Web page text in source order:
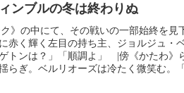
ンブルの冬は終わりぬ
》の中にて、その戦いの一部始終を見
赤く輝く左目の持ち主、ジョルジュ・
トンは？」「順調よ」 |傍《かたわ》
らぎ。ベルリオーズは冷たく微笑む。